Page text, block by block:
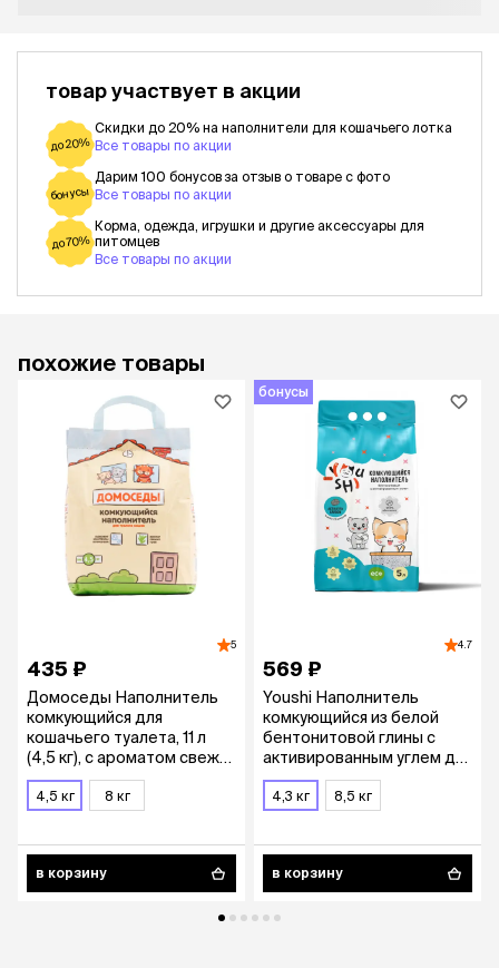
товар участвует в акции
до 20%
Скидки до 20% на наполнители для кошачьего лотка
Все товары по акции
бонусы
Дарим 100 бонусов за отзыв о товаре с фото
Все товары по акции
до 70%
Корма, одежда, игрушки и другие аксессуары для
питомцев
Все товары по акции
похожие товары
5
435 ₽
Домоседы Наполнитель
комкующийся для
кошачьего туалета, 11 л
(4,5 кг), с ароматом свежих
трав
4,5 кг 8 кг
в корзину
бонусы
4.7
569 ₽
Youshi Наполнитель
комкующийся из белой
бентонитовой глины с
активированным углем для
кошачьего туалета, 5 л
(4,25 кг)
4,3 кг 8,5 кг
в корзину